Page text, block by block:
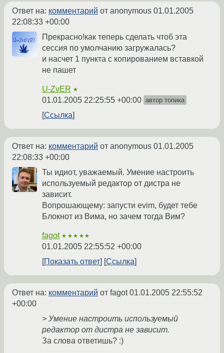
Ответ на: комментарий от anonymous 01.01.2005
22:08:33 +00:00
Прекрасно!как теперь сделать чтоб эта
сессия по умолчанию загружалась?
и насчет 1 пункта с копированием вставкой
не пашет
U-ZvER ★
01.01.2005 22:25:55 +00:00 автор топика
Ссылка
Ответ на: комментарий от anonymous 01.01.2005
22:08:33 +00:00
Ты идиот, уважаемый. Умение настроить
используемый редактор от дистра не
зависит.
Вопрошающему: запусти evim, будет тебе
Блокнот из Вима, но зачем тогда Вим?
fagot ★★★★★
01.01.2005 22:55:52 +00:00
Показать ответ
Ссылка
Ответ на: комментарий от fagot01.01.2005 22:55:52
+00:00
> Умение настроить используемый
редактор от дистра не зависит.
За слова ответишь? :)